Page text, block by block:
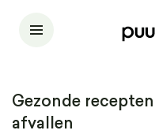
Gezonde
afvallen